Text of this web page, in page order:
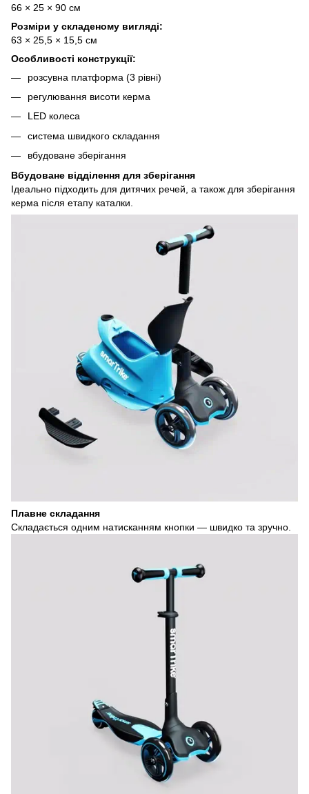
66 × 25 × 90 см
Розміри у складеному вигляді:
63 × 25,5 × 15,5 см
Особливості конструкції:
розсувна платформа (3 рівні)
регулювання висоти керма
LED колеса
система швидкого складання
вбудоване зберігання
Вбудоване відділення для зберігання
Ідеально підходить для дитячих речей, а також для зберігання
керма після етапу каталки.
Плавне складання
Складається одним натисканням кнопки — швидко та зручно.